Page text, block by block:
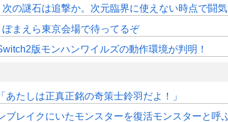
の謎石は追撃か。次元臨界に使えない時点で闘
まえら東京会場で待ってるぞ
版モンハンワイルズの動作環境が判明！
あたしは正真正銘の奇策士鈴羽だよ！」
ブレイクにいたモンスターを復活モンスターと呼